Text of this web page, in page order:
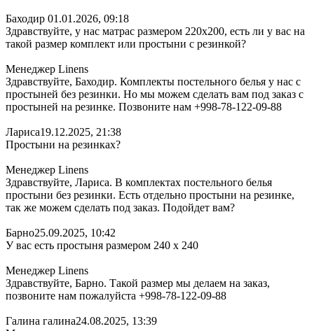
Баходир 01.01.2026, 09:18
Здравствуйте, у нас матрас размером 220х200, есть ли у вас на
такой размер комплект или простыни с резинкой?
Менеджер Linens
Здравствуйте, Баходир. Комплекты постельного белья у нас с
простыней без резинки. Но мы можем сделать вам под заказ с
простыней на резинке. Позвоните нам +998-78-122-09-88
Лариса19.12.2025, 21:38
Простыни на резинках?
Менеджер Linens
Здравствуйте, Лариса. В комплектах постельного белья
простыни без резинки. Есть отдельно простыни на резинке,
так же можем сделать под заказ. Подойдет вам?
Барно25.09.2025, 10:42
У вас есть простыня размером 240 х 240
Менеджер Linens
Здравствуйте, Барно. Такой размер мы делаем на заказ,
позвоните нам пожалуйста +998-78-122-09-88
Галина галина24.08.2025, 13:39